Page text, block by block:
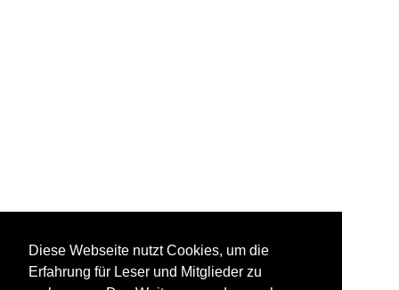
Diese Webseite nutzt Cookies, um die
Erfahrung für Leser und Mitglieder zu